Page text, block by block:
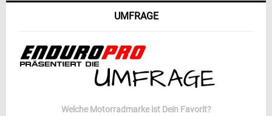
UMFRAGE
Welche Motorradmarke ist Dein Favorit?